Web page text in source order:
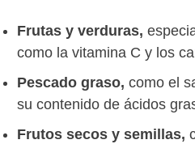
Frutas y verduras,
como la vitamina C y los
Pescado graso, como el
su contenido de ácidos
Frutos secos y semillas,